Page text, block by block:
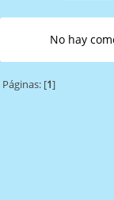
No hay
Páginas: [1]